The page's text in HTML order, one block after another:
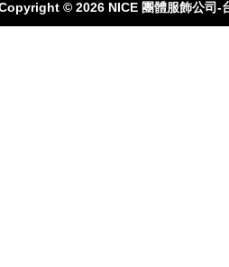
© 2026 NICE 團體服飾公司-